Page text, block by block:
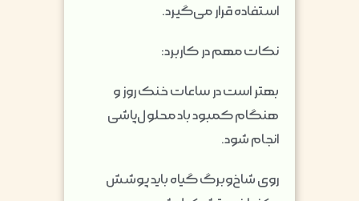
استفاده قرار می‌گیرد.
نکات مهم در کاربرد:
بهتر است در ساعات خنک روز و
هنگام کمبود باد محلول‌پاشی
انجام شود.
روی شاخ‌وبرگ گیاه باید پوشش